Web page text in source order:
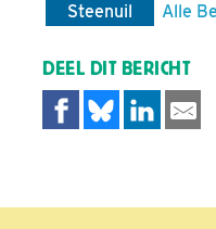
Steenuil Alle
DEEL DIT BERICHT